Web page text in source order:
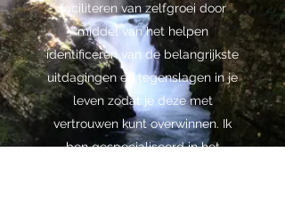
faciliteren van zelfgroei door
middel van het helpen
identificeren van de belangrijkste
uitdagingen en tegenslagen in je
leven zodat je deze met
vertrouwen kunt overwinnen. Ik
ben gespecialiseerd in het